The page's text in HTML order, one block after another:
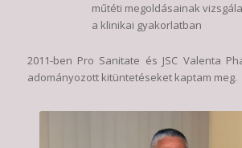
műtéti megoldásainak
a klinikai gyakorlatban
2011-ben Pro Sanitate és JSC Valenta
adományozott kitüntetéseket kaptam meg.